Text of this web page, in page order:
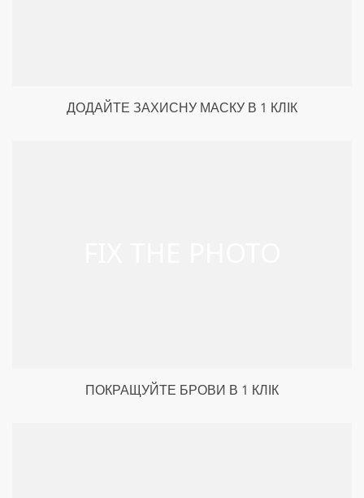
ДОДАЙТЕ ЗАХИСНУ МАСКУ В 1 КЛІК
ПОКРАЩУЙТЕ БРОВИ В 1 КЛІК